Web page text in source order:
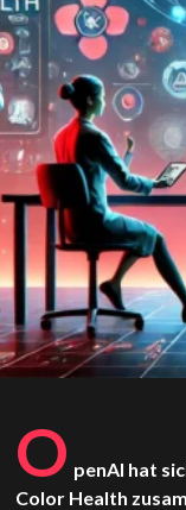
O penAI hat
Color Health